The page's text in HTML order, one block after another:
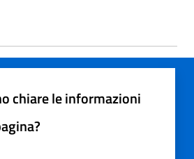
chiare le informazioni